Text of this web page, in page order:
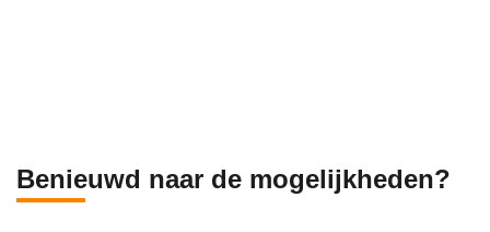
Benieuwd naar de mogelijkheden?